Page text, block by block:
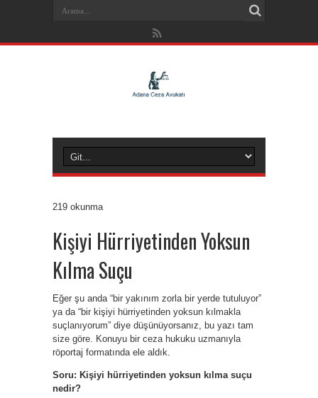
219 okunma
Kişiyi Hürriyetinden Yoksun
Kılma Suçu
Eğer şu anda “bir yakınım zorla bir yerde tutuluyor”
ya da “bir kişiyi hürriyetinden yoksun kılmakla
suçlanıyorum” diye düşünüyorsanız, bu yazı tam
size göre. Konuyu bir ceza hukuku uzmanıyla
röportaj formatında ele aldık.
Soru: Kişiyi hürriyetinden yoksun kılma suçu
nedir?